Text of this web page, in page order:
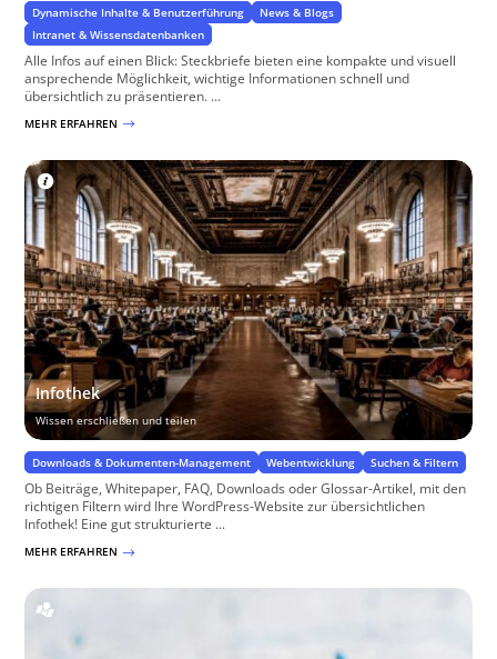
Dynamische Inhalte & Benutzerführung
News & Blogs
Intranet & Wissensdatenbanken
Alle Infos auf einen Blick: Steckbriefe bieten eine kompakte und visuell
ansprechende Möglichkeit, wichtige Informationen schnell und
übersichtlich zu präsentieren. ...
MEHR ERFAHREN $
Infothek
Wissen erschließen und teilen
Downloads & Dokumenten-Management Webentwicklung Suchen & Filtern
Ob Beiträge, Whitepaper, FAQ, Downloads oder Glossar-Artikel, mit den
richtigen Filtern wird Ihre WordPress-Website zur übersichtlichen
Infothek! Eine gut strukturierte ...
MEHR ERFAHREN $